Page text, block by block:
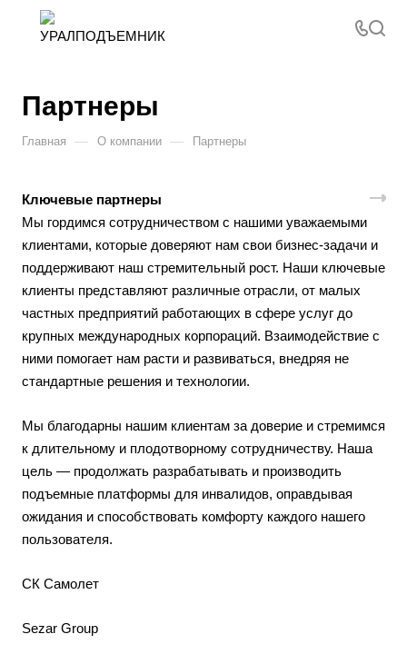
Партнеры
Главная — О компании — Партнеры
Ключевые партнеры
Мы гордимся сотрудничеством с нашими уважаемыми
клиентами, которые доверяют нам свои бизнес-задачи и
поддерживают наш стремительный рост. Наши ключевые
клиенты представляют различные отрасли, от малых
частных предприятий работающих в сфере услуг до
крупных международных корпораций. Взаимодействие с
ними помогает нам расти и развиваться, внедряя не
стандартные решения и технологии.
Мы благодарны нашим клиентам за доверие и стремимся
к длительному и плодотворному сотрудничеству. Наша
цель — продолжать разрабатывать и производить
подъемные платформы для инвалидов, оправдывая
ожидания и способствовать комфорту каждого нашего
пользователя.
СК Самолет
Sezar Group